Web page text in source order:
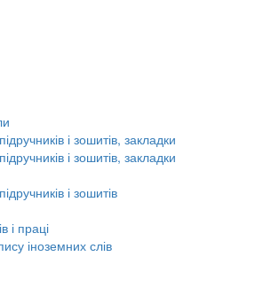
і зошитів, закладки
і зошитів, закладки
і зошитів
і праці
іноземних слів